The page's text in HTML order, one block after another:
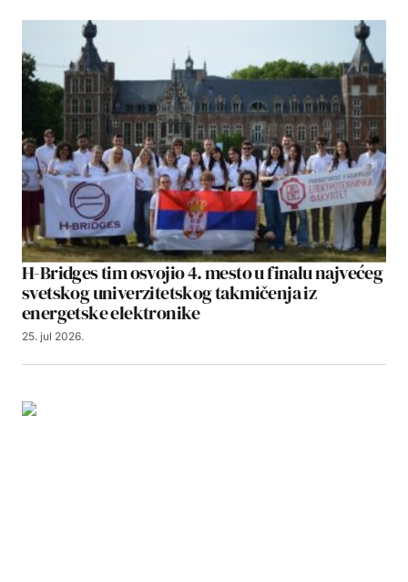
H-Bridges tim osvojio 4. mesto u finalu najvećeg
svetskog univerzitetskog takmičenja iz
energetske elektronike
25. jul 2026.